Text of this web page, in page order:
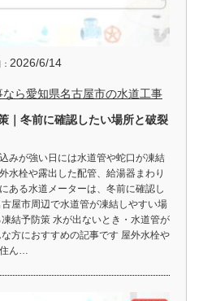
2026/6/14
ら愛知県名古屋市の水道工事
｜冬前に確認したい場所と破裂
みが強い日には水道管や蛇口が凍結
水栓や露出した配管、給湯器まわり
ある水道メーターは、冬前に確認し
屋市周辺で水道管が凍結しやすい場
結予防策 水が出ないとき・水道管が
方におすすめの記事です 屋外水栓や
住ん…